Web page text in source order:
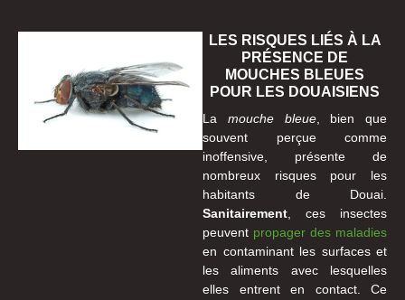
LES RISQUES LIÉS À LA
PRÉSENCE DE
MOUCHES BLEUES
POUR LES DOUAISIENS
La mouche bleue, bien que
souvent perçue comme
inoffensive, présente de
nombreux risques pour les
habitants de Douai.
Sanitairement, ces insectes
peuvent propager des maladies
en contaminant les surfaces et
les aliments avec lesquelles
elles entrent en contact. Ce